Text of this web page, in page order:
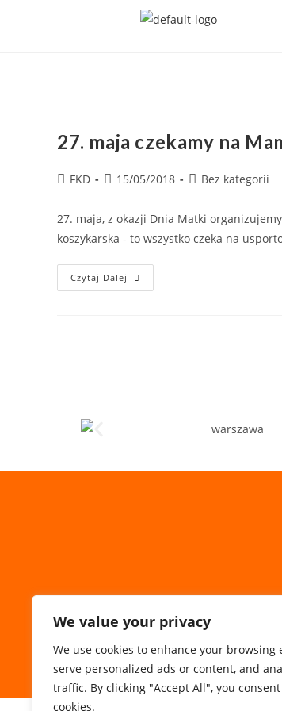
We value your privacy
We use cookies to enhance your browsing
serve personalized ads or content, and
traffic. By clicking "Accept All", you
cookies.
27. maja czekamy na
FKD 15/05/2018 Bez kategorii
27. maja, z okazji Dnia Matki
koszykarska - to wszystko czeka na
Czytaj Dalej